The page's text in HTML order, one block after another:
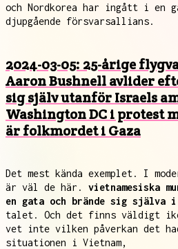
och Nordkorea har ingått i en
djupgående försvarsallians.
2024-03-05: 25-årige
Aaron Bushnell avlider
sig själv utanför Israels
Washington DC i protest
är folkmordet i Gaza
Det mest kända exemplet. I
är väl de här. vietnamesiska
en gata och brände sig själva i
talet. Och det finns väldigt
vet inte vilken påverkan det
situationen i Vietnam,